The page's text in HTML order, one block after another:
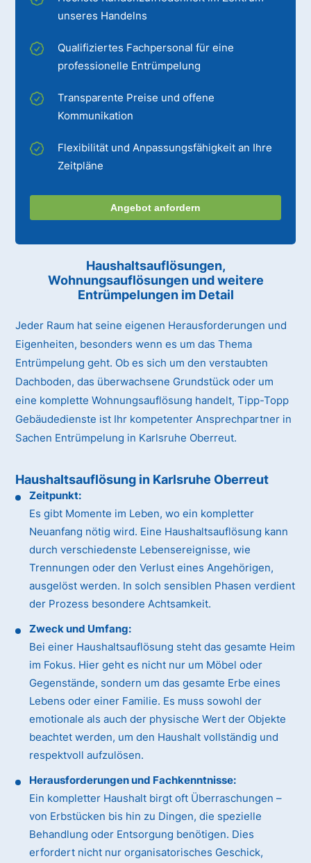
unseres Handelns
Qualifiziertes Fachpersonal für eine
professionelle Entrümpelung
Transparente Preise und offene
Kommunikation
Flexibilität und Anpassungsfähigkeit an Ihre
Zeitpläne
Angebot anfordern
Haushaltsauflösungen,
Wohnungsauflösungen und weitere
Entrümpelungen im Detail
Jeder Raum hat seine eigenen Herausforderungen und
Eigenheiten, besonders wenn es um das Thema
Entrümpelung geht. Ob es sich um den verstaubten
Dachboden, das überwachsene Grundstück oder um
eine komplette Wohnungsauflösung handelt, Tipp-Topp
Gebäudedienste ist Ihr kompetenter Ansprechpartner in
Sachen Entrümpelung in Karlsruhe Oberreut.
Haushaltsauflösung in Karlsruhe Oberreut
Zeitpunkt:
Es gibt Momente im Leben, wo ein kompletter
Neuanfang nötig wird. Eine Haushaltsauflösung kann
durch verschiedenste Lebensereignisse, wie
Trennungen oder den Verlust eines Angehörigen,
ausgelöst werden. In solch sensiblen Phasen verdient
der Prozess besondere Achtsamkeit.
Zweck und Umfang:
Bei einer Haushaltsauflösung steht das gesamte Heim
im Fokus. Hier geht es nicht nur um Möbel oder
Gegenstände, sondern um das gesamte Erbe eines
Lebens oder einer Familie. Es muss sowohl der
emotionale als auch der physische Wert der Objekte
beachtet werden, um den Haushalt vollständig und
respektvoll aufzulösen.
Herausforderungen und Fachkenntnisse:
Ein kompletter Haushalt birgt oft Überraschungen –
von Erbstücken bis hin zu Dingen, die spezielle
Behandlung oder Entsorgung benötigen. Dies
erfordert nicht nur organisatorisches Geschick,